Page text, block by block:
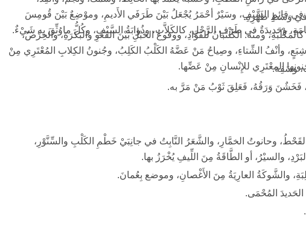
في قائِمِ السَّيْفِ، وسَيْرٌ أحْمَرُ يُجْعَلُ بَيْنَ طَرَفَي الأَديمِ، وموْضِعٌ بَيْنَ قُومِسَ
وحَديدَةٌ في طَرَفِ الرَّحْلِ، كالكَلاَّبِ، وذُؤابَةُ السَّيْفِ، وكُلُّ ماوُثِّقَ بِه شَيْءٌ.
ـ كَلَبُ: العَطَشُ، والقِيادَةُ، كالمَكْلَبَةِ، ومنه: الكَلْتَبَانُ للقَوَّادِ، ووقوعُ الحَبْلِ بَيْنَ القَعْوِ والبَكَرَةِ، والحِرْصُ،
والشِّدَّةُ، والأَكْلُ الكَثيرُ بِلا شِبَعٍ، وأنْفُ الشِّتاءِ، وصِياحُ مَنْ عَضَّهُ الكَلْبُ الكَلِبُ، وجُنونُ الكِلابِ المُعْتَرِي مِنْ
المعْتَرِي للإِنْسانِ مِنْ عَضِّها.وسَفِهَ.
ـ كُلْبَةُ: الشِّدَّةُ، والضِّيقُ، والقَحْطُ، وحانوتُ الخمَّارِ، والشَّعَرُ النَّابِتُ في جانِبَيْ خَطْمِ الكَلْبِ والسِّنَّوْرِ،
والسيْرُ، أو الطَّاقَةُ مِنَ اللِّيفِ يُخْرَزُ بها.
والشَّوكَةُ العارِيَةُ مِنَ الأَغْصانِ، وموضع بِعُمانَ.
الحَديدَ المُحْمَى.